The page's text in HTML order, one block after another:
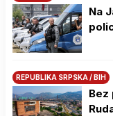
Na
REPUBLIKA SRPSKA / BIH
Bez